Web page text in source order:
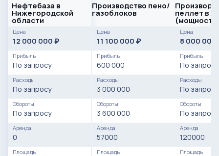
Нефтебаза в
Нижегородской
области
Цена
12 000 000 ₽
Прибыль
По запросу
Расходы
По запросу
Обороты
По запросу
Аренда
0
Площадь
Производство пено/
газоблоков
Цена
11 100 000 ₽
Прибыль
600 000
Расходы
3 000 000
Обороты
3 600 000
Аренда
57000
Площадь
пеллет в
(мощность
час.)
Цена
8 000 000
Прибыль
По запросу
Расходы
По запросу
Обороты
По запросу
Аренда
120000
Площадь